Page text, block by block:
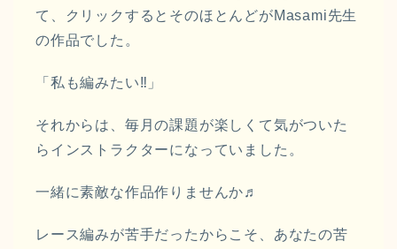
て、クリックするとそのほとんどがMasami先生
の作品でした。
「私も編みたい‼︎」
それからは、毎月の課題が楽しくて気がついた
らインストラクターになっていました。
一緒に素敵な作品作りませんか♬
レース編みが苦手だったからこそ、あなたの苦